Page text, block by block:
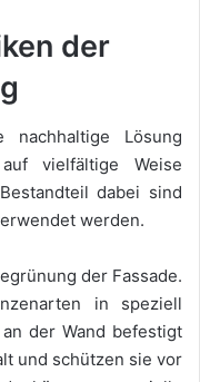
der
nachhaltige Lösung
vielfältige Weise
dabei sind
werden.
der Fassade.
in speziell
der Wand befestigt
und schützen sie vor